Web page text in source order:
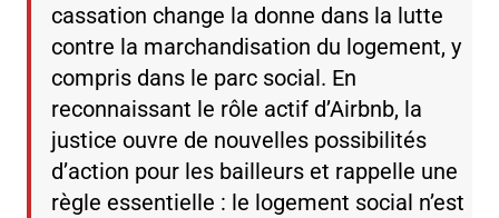
cassation change la donne dans la lutte
contre la marchandisation du logement, y
compris dans le parc social. En
reconnaissant le rôle actif d’Airbnb, la
justice ouvre de nouvelles possibilités
d’action pour les bailleurs et rappelle une
règle essentielle : le logement social n’est